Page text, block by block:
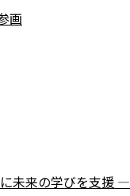
画
未来の学びを支援 ―